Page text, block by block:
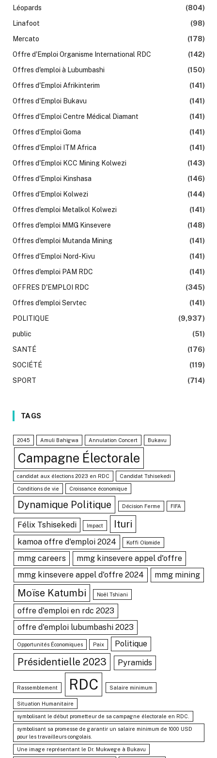
Léopards
(804)
Linafoot
(98)
Mercato
(178)
Offre d'Emploi Organisme International RDC
(142)
Offres d'emploi à Lubumbashi
(150)
Offres d'Emploi Afrikinterim
(141)
Offres d'Emploi Bukavu
(141)
Offres d'Emploi Centre Médical Diamant
(141)
Offres d'Emploi Goma
(141)
Offres d'Emploi ITM Africa
(141)
Offres d'Emploi KCC Mining Kolwezi
(143)
Offres d'Emploi Kinshasa
(146)
Offres d'Emploi Kolwezi
(144)
Offres d'emploi Metalkol Kolwezi
(141)
Offres d'emploi MMG Kinsevere
(148)
Offres d'emploi Mutanda Mining
(141)
Offres d'Emploi Nord-Kivu
(141)
Offres d'emploi PAM RDC
(141)
OFFRES D'EMPLOI RDC
(345)
Offres d'emploi Servtec
(141)
POLITIQUE
(9,937)
public
(51)
SANTÉ
(176)
SOCIÉTÉ
(119)
SPORT
(714)
TAGS
2045 Amuli Bahigwa Annulation Concert Bukavu
Campagne Électorale
candidat aux élections 2023 en RDC Candidat Tshisekedi
Conditions de vie Croissance économique
Dynamique Politique Décision Ferme FIFA
Félix Tshisekedi Impact Ituri
kamoa offre d'emploi 2024 Koffi Olomide
mmg careers
mmg kinsevere appel d'offre
mmg kinsevere appel d'offre 2024
mmg mining
Moïse Katumbi Noël Tshiani
offre d'emploi en rdc 2023
offre d'emploi lubumbashi 2023
Opportunités Économiques Paix Politique
Présidentielle 2023 Pyramids
Rassemblement RDC Salaire minimum
Situation Humanitaire
symbolisant le début prometteur de sa campagne électorale en RDC.
symbolisant sa promesse de garantir un salaire minimum de 1000 USD
pour les travailleurs congolais.
Une image représentant le Dr. Mukwege à Bukavu